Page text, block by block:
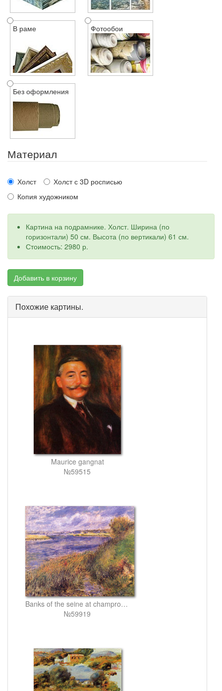
В раме Фотообои
Без оформления
Материал
Холст
Холст с 3D росписью
Копия художником
Картина на подрамнике. Холст. Ширина (по
горизонтали) 50 см. Высота (по вертикали) 61 см.
Стоимость: 2980 р.
Добавить в корзину
Похожие картины.
Maurice gangnat
№59515
Banks of the seine at champrosay
№59919